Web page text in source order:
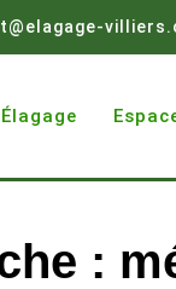
Élagage
: